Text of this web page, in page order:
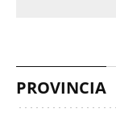
PROVINCIA